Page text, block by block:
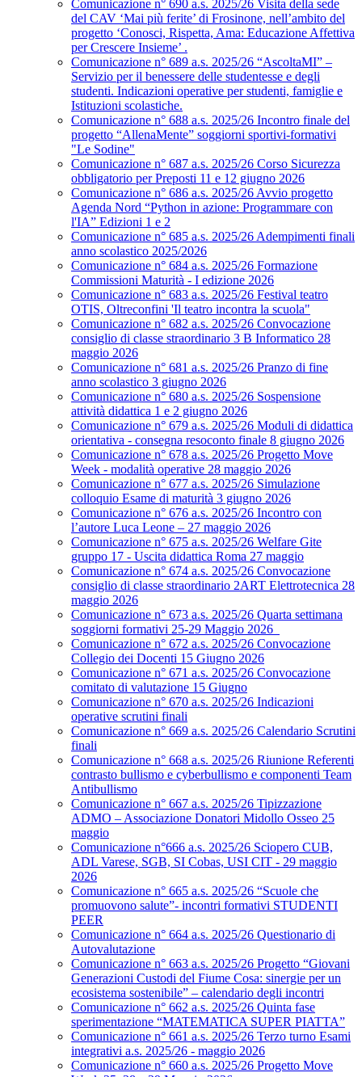
Comunicazione n° 690 a.s. 2025/26 Visita della sede
del CAV ‘Mai più ferite’ di Frosinone, nell’ambito del
progetto ‘Conosci, Rispetta, Ama: Educazione Affettiva
per Crescere Insieme’ .
Comunicazione n° 689 a.s. 2025/26 “AscoltaMI” –
Servizio per il benessere delle studentesse e degli
studenti. Indicazioni operative per studenti, famiglie e
Istituzioni scolastiche.
Comunicazione n° 688 a.s. 2025/26 Incontro finale del
progetto “AllenaMente” soggiorni sportivi‑formativi
"Le Sodine"
Comunicazione n° 687 a.s. 2025/26 Corso Sicurezza
obbligatorio per Preposti 11 e 12 giugno 2026
Comunicazione n° 686 a.s. 2025/26 Avvio progetto
Agenda Nord “Python in azione: Programmare con
l'IA” Edizioni 1 e 2
Comunicazione n° 685 a.s. 2025/26 Adempimenti finali
anno scolastico 2025/2026
Comunicazione n° 684 a.s. 2025/26 Formazione
Commissioni Maturità - I edizione 2026
Comunicazione n° 683 a.s. 2025/26 Festival teatro
OTIS, Oltreconfini 'Il teatro incontra la scuola"
Comunicazione n° 682 a.s. 2025/26 Convocazione
consiglio di classe straordinario 3 B Informatico 28
maggio 2026
Comunicazione n° 681 a.s. 2025/26 Pranzo di fine
anno scolastico 3 giugno 2026
Comunicazione n° 680 a.s. 2025/26 Sospensione
attività didattica 1 e 2 giugno 2026
Comunicazione n° 679 a.s. 2025/26 Moduli di didattica
orientativa - consegna resoconto finale 8 giugno 2026
Comunicazione n° 678 a.s. 2025/26 Progetto Move
Week - modalità operative 28 maggio 2026
Comunicazione n° 677 a.s. 2025/26 Simulazione
colloquio Esame di maturità 3 giugno 2026
Comunicazione n° 676 a.s. 2025/26 Incontro con
l’autore Luca Leone – 27 maggio 2026
Comunicazione n° 675 a.s. 2025/26 Welfare Gite
gruppo 17 - Uscita didattica Roma 27 maggio
Comunicazione n° 674 a.s. 2025/26 Convocazione
consiglio di classe straordinario 2ART Elettrotecnica 28
maggio 2026
Comunicazione n° 673 a.s. 2025/26 Quarta settimana
soggiorni formativi 25-29 Maggio 2026
Comunicazione n° 672 a.s. 2025/26 Convocazione
Collegio dei Docenti 15 Giugno 2026
Comunicazione n° 671 a.s. 2025/26 Convocazione
comitato di valutazione 15 Giugno
Comunicazione n° 670 a.s. 2025/26 Indicazioni
operative scrutini finali
Comunicazione n° 669 a.s. 2025/26 Calendario Scrutini
finali
Comunicazione n° 668 a.s. 2025/26 Riunione Referenti
contrasto bullismo e cyberbullismo e componenti Team
Antibullismo
Comunicazione n° 667 a.s. 2025/26 Tipizzazione
ADMO – Associazione Donatori Midollo Osseo 25
maggio
Comunicazione n°666 a.s. 2025/26 Sciopero CUB,
ADL Varese, SGB, SI Cobas, USI CIT - 29 maggio
2026
Comunicazione n° 665 a.s. 2025/26 “Scuole che
promuovono salute”- incontri formativi STUDENTI
PEER
Comunicazione n° 664 a.s. 2025/26 Questionario di
Autovalutazione
Comunicazione n° 663 a.s. 2025/26 Progetto “Giovani
Generazioni Custodi del Fiume Cosa: sinergie per un
ecosistema sostenibile” – calendario degli incontri
Comunicazione n° 662 a.s. 2025/26 Quinta fase
sperimentazione “MATEMATICA SUPER PIATTA”
Comunicazione n° 661 a.s. 2025/26 Terzo turno Esami
integrativi a.s. 2025/26 - maggio 2026
Comunicazione n° 660 a.s. 2025/26 Progetto Move